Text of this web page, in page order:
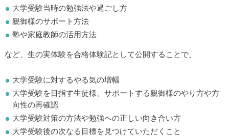
大学受験当時の勉強法や過ごし方
親御様のサポート方法
塾や家庭教師の活用方法
など、生の実体験を合格体験記として公開することで、
大学受験に対するやる気の増幅
大学受験を目指す生徒様、サポートする親御様のやり方や方
向性の再確認
大学受験対策の方法や勉強への正しい向き合い方
大学受験後の次なる目標を見つけていただくこと